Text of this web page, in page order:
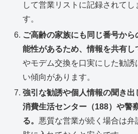
して営業リストに記録されてし
す。
ご高齢の家族にも同じ番号か
能性があるため、情報を共有し
やモデム交換を口実にした勧誘
い傾向があります。
強引な勧誘や個人情報の聞き出
消費生活センター（188）や警
る。 悪質な営業が続く場合は弁